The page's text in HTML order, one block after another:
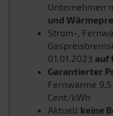
Unternehmen
und
Strom-,
01.01.2023 auf
Garantierter
Fernwärme
Cent/kWh
Aktuell keine